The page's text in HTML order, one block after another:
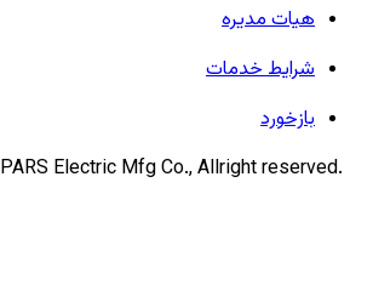
هیات مدیره
شرایط خدمات
بازخورد
PARS Electric Mfg Co., Allright reserved.